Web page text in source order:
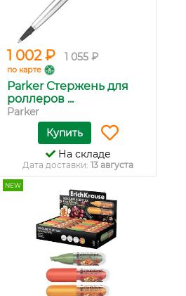
1 002 ₽ 1 055 ₽
по карте
Parker Стержень для
роллеров ...
Parker
Купить
На складе
Дата доставки: 13 августа
NEW